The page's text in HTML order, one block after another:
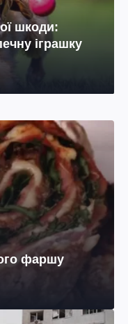
шкоди:
іграшку
фаршу